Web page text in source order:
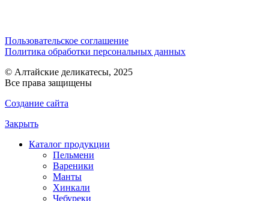
Пользовательское соглашение
Политика обработки персональных данных
© Алтайские деликатесы, 2025
Все права защищены
Создание сайта
Закрыть
Каталог продукции
Пельмени
Вареники
Манты
Хинкали
Чебуреки